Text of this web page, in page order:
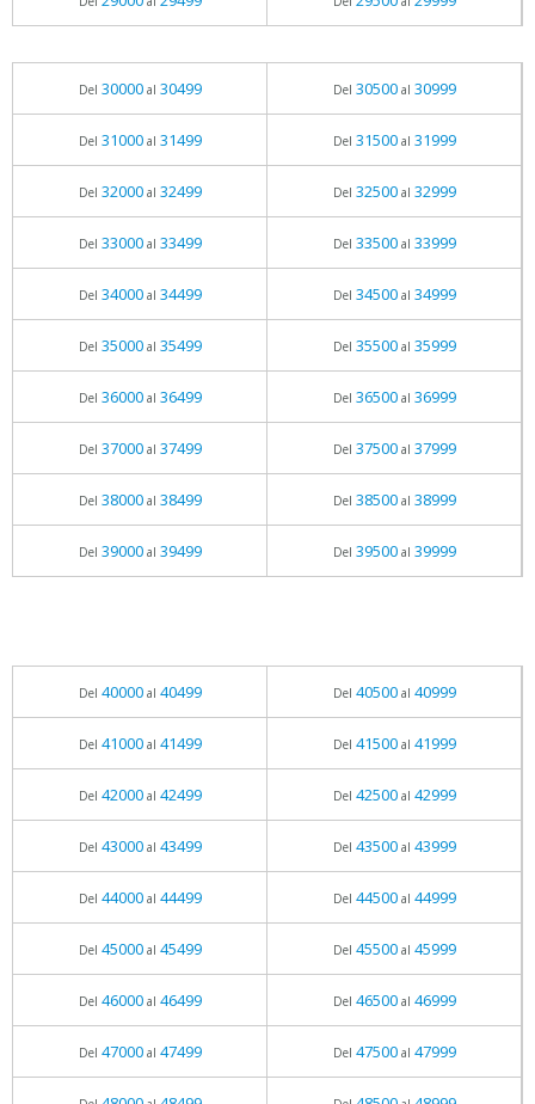
Del 30000al 30499 Del 30500al 30999
Del 31000al 31499 Del 31500al 31999
Del 32000al 32499 Del 32500al 32999
Del 33000al 33499 Del 33500al 33999
Del 34000al 34499 Del 34500al 34999
Del 35000al 35499 Del 35500al 35999
Del 36000al 36499 Del 36500al 36999
Del 37000al 37499 Del 37500al 37999
Del 38000al 38499 Del 38500al 38999
Del 39000al 39499 Del 39500al 39999
Del 40000al 40499 Del 40500al 40999
Del 41000al 41499 Del 41500al 41999
Del 42000al 42499 Del 42500al 42999
Del 43000al 43499 Del 43500al 43999
Del 44000al 44499 Del 44500al 44999
Del 45000al 45499 Del 45500al 45999
Del 46000al 46499 Del 46500al 46999
Del 47000al 47499 Del 47500al 47999